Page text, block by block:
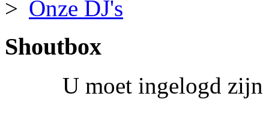
Onze DJ's
Shoutbox
U moet ingelogd zijn